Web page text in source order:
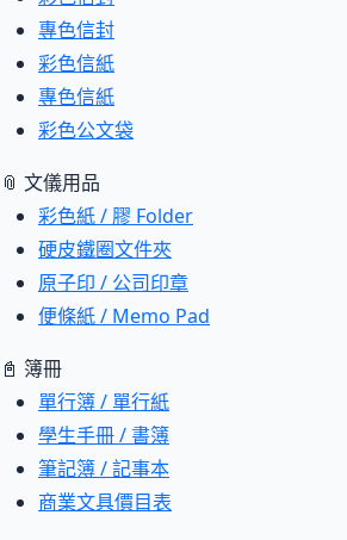
專色信封
彩色信紙
專色信紙
彩色公文袋
📎 文儀用品
彩色紙 / 膠 Folder
硬皮鐵圈文件夾
原子印 / 公司印章
便條紙 / Memo Pad
📓 簿冊
單行簿 / 單行紙
學生手冊 / 書簿
筆記簿 / 記事本
商業文具價目表